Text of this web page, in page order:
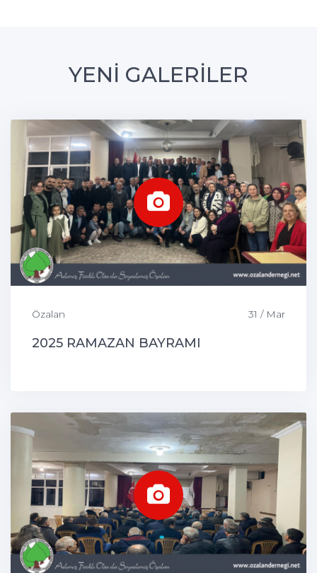
YENİ GALERİLER
Özalan 31 / Mar
2025 RAMAZAN BAYRAMI